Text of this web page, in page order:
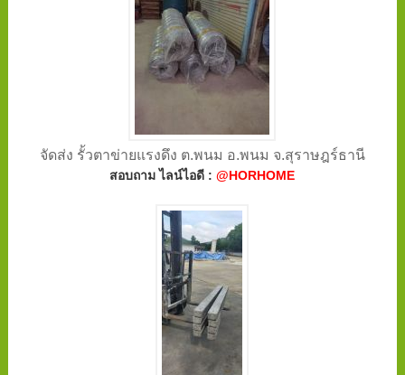
จัดส่ง รั้วตาข่ายแรงดึง ต.พนม อ.พนม จ.สุราษฎร์ธานี
สอบถาม ไลน์ไอดี :@HORHOME